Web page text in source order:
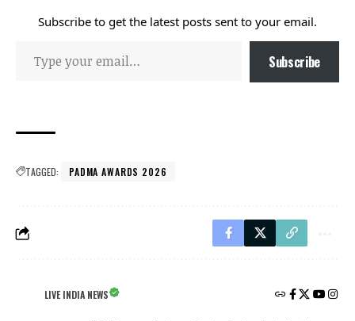
Subscribe to get the latest posts sent to your email.
Subscribe
TAGGED: PADMA AWARDS 2026
LIVE INDIA NEWS